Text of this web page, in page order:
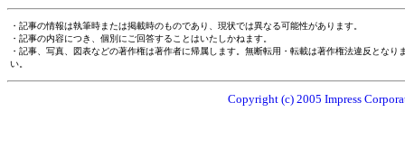
・記事の情報は執筆時または掲載時のものであり、現状では異なる可能性があります。
・記事の内容につき、個別にご回答することはいたしかねます。
・記事、写真、図表などの著作権は著作者に帰属します。無断転用・転載は著作権法違反とな
い。
Copyright (c) 2005 Impress